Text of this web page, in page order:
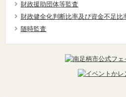
財政援助団体等監査
財政健全化判断比率及び資金不足比
随時監査